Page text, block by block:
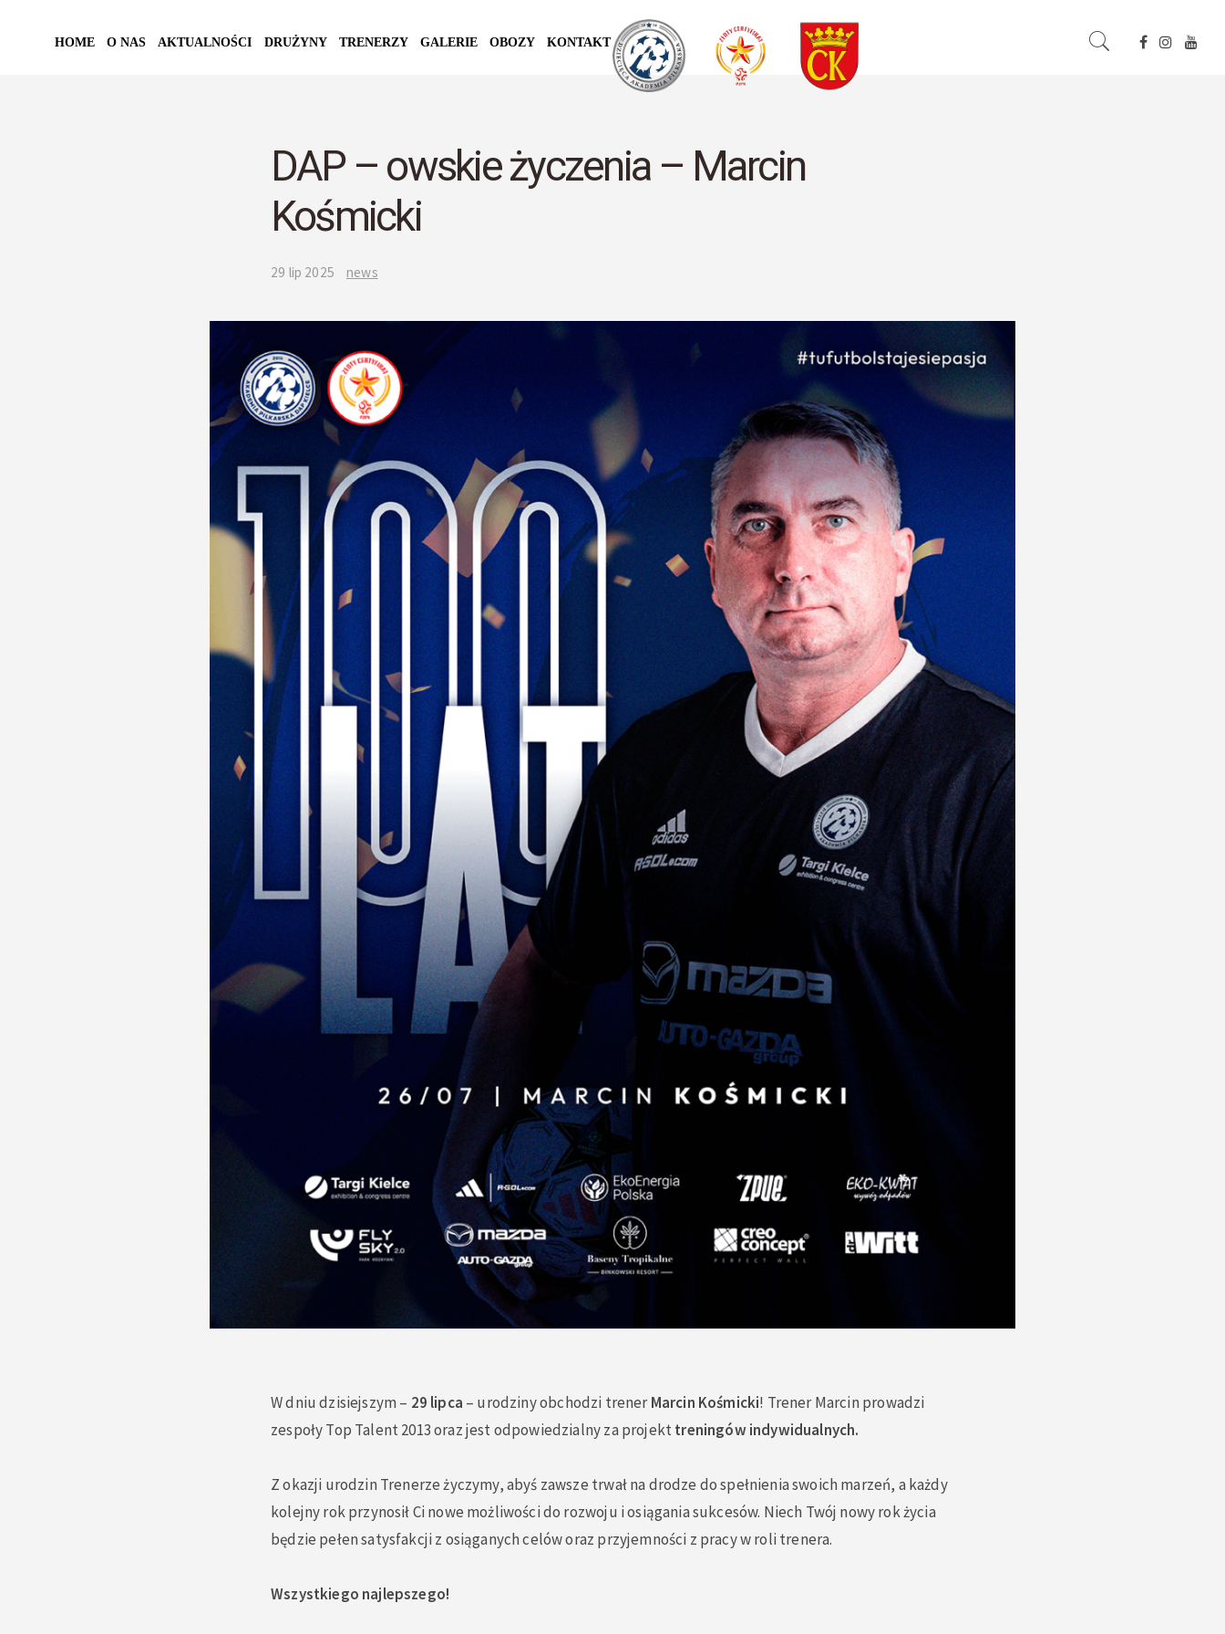
HOME O NAS AKTUALNOŚCI DRUŻYNY TRENERZY GALERIE OBOZY KONTAKT
DAP – owskie życzenia – Marcin
Kośmicki
29 lip 2025 news
W dniu dzisiejszym – 29 lipca – urodziny obchodzi trenerMarcin Kośmicki! Trener Marcin prowadzi
zespoły Top Talent 2013 oraz jest odpowiedzialny za projekttreningów indywidualnych.
Z okazji urodzin Trenerze życzymy, abyś zawsze trwał na drodze do spełnienia swoich marzeń, a każdy
kolejny rok przynosił Ci nowe możliwości do rozwoju i osiągania sukcesów. Niech Twój nowy rok życia
będzie pełen satysfakcji z osiąganych celów oraz przyjemności z pracy w roli trenera.
Wszystkiego najlepszego!